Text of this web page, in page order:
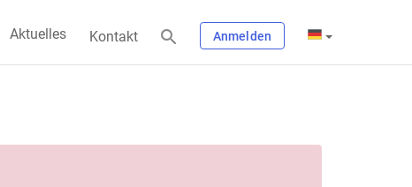
Aktuelles Kontakt Anmelden